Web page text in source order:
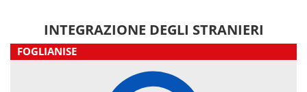
INTEGRAZIONE DEGLI STRANIERI
FOGLIANISE